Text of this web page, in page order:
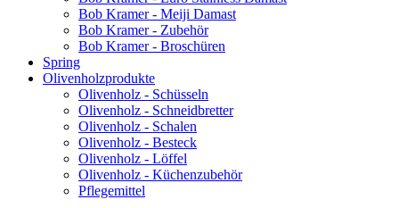
Bob Kramer - Meiji Damast
Bob Kramer - Zubehör
Bob Kramer - Broschüren
Spring
Olivenholzprodukte
Olivenholz - Schüsseln
Olivenholz - Schneidbretter
Olivenholz - Schalen
Olivenholz - Besteck
Olivenholz - Löffel
Olivenholz - Küchenzubehör
Pflegemittel